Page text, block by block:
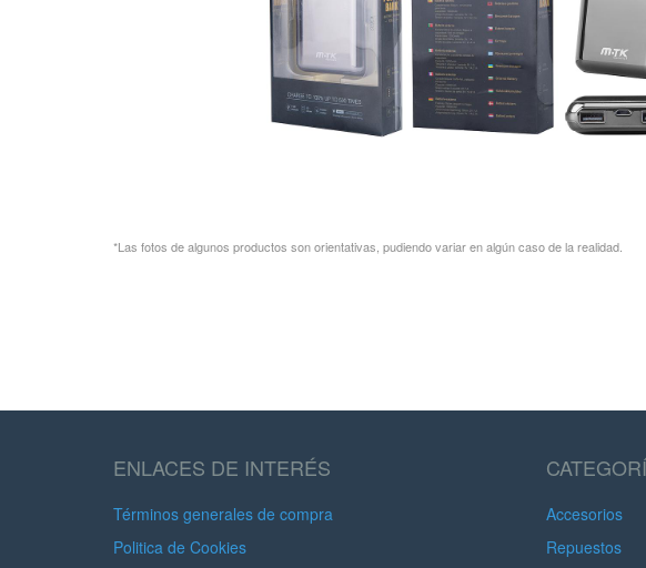
*Las fotos de algunos productos son orientativas, pudiendo variar en algún caso de la realidad.
ENLACES DE INTERÉS
Términos generales de compra
Politica de Cookies
Accesorios
Repuestos